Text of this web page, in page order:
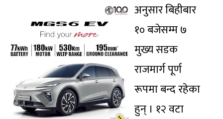
अनुसार बिहीबार
१० बजेसम्म ७
मुख्य सडक
राजमार्ग पूर्ण
रूपमा बन्द रहेका
हुन् । १२ वटा